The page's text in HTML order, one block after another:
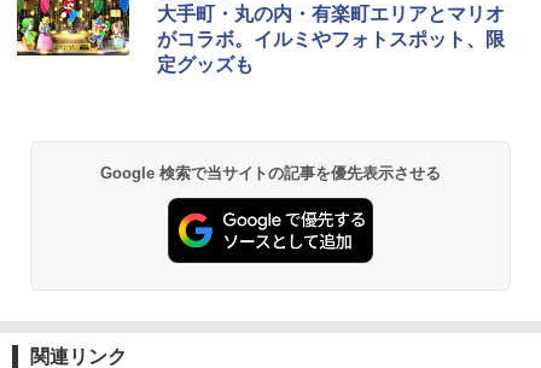
大手町・丸の内・有楽町エリアとマリオ
がコラボ。イルミやフォトスポット、限
定グッズも
Google 検索で当サイトの記事を優先表示させる
関連リンク